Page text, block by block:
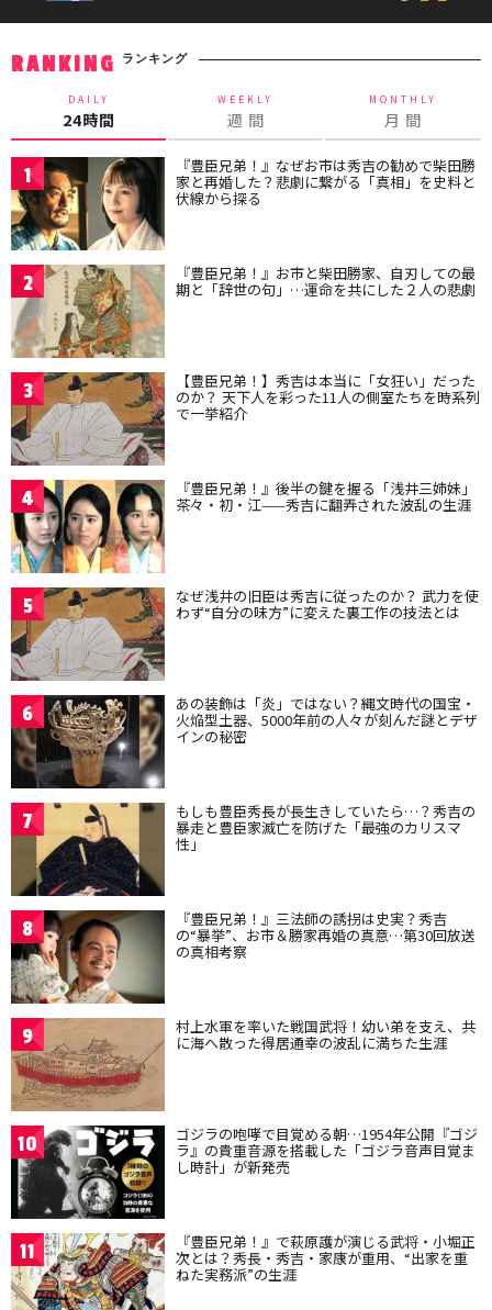
RANKING ランキング
DAILY
24時間
WEEKLY
週 間
MONTHLY
月 間
1 『豊臣兄弟！』なぜお市は秀吉の勧めで柴田勝
家と再婚した？悲劇に繋がる「真相」を史料と
伏線から探る
2 『豊臣兄弟！』お市と柴田勝家、自刃しての最
期と「辞世の句」…運命を共にした２人の悲劇
3 【豊臣兄弟！】秀吉は本当に「女狂い」だった
のか？ 天下人を彩った11人の側室たちを時系列
で一挙紹介
4 『豊臣兄弟！』後半の鍵を握る「浅井三姉妹」
茶々・初・江——秀吉に翻弄された波乱の生涯
5 なぜ浅井の旧臣は秀吉に従ったのか？ 武力を使
わず“自分の味方”に変えた裏工作の技法とは
6 あの装飾は「炎」ではない？縄文時代の国宝・
火焔型土器、5000年前の人々が刻んだ謎とデザ
インの秘密
7 もしも豊臣秀長が長生きしていたら…？秀吉の
暴走と豊臣家滅亡を防げた「最強のカリスマ
性」
8 『豊臣兄弟！』三法師の誘拐は史実？秀吉
の“暴挙”、お市＆勝家再婚の真意…第30回放送
の真相考察
9 村上水軍を率いた戦国武将！幼い弟を支え、共
に海へ散った得居通幸の波乱に満ちた生涯
10 ゴジラの咆哮で目覚める朝…1954年公開『ゴジ
ラ』の貴重音源を搭載した「ゴジラ音声目覚ま
し時計」が新発売
11 『豊臣兄弟！』で萩原護が演じる武将・小堀正
次とは？秀長・秀吉・家康が重用、“出家を重
ねた実務派”の生涯